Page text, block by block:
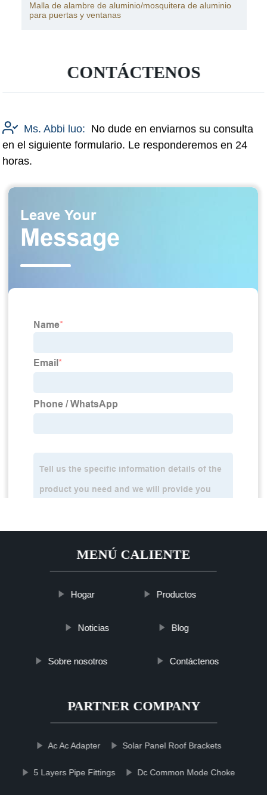
Malla de alambre de aluminio/mosquitera de aluminio
para puertas y ventanas
CONTÁCTENOS
Ms. Abbi luo: No dude en enviarnos su consulta
en el siguiente formulario. Le responderemos en 24
horas.
MENÚ CALIENTE
Hogar Productos
Noticias Blog
Sobre nosotros Contáctenos
PARTNER COMPANY
Ac Ac Adapter Solar Panel Roof Brackets
5 Layers Pipe Fittings Dc Common Mode Choke